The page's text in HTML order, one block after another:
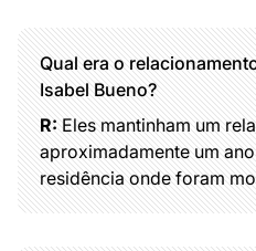
Qual era o
Isabel Bueno?
R:Eles mantinham um
aproximadamente um
residência onde foram